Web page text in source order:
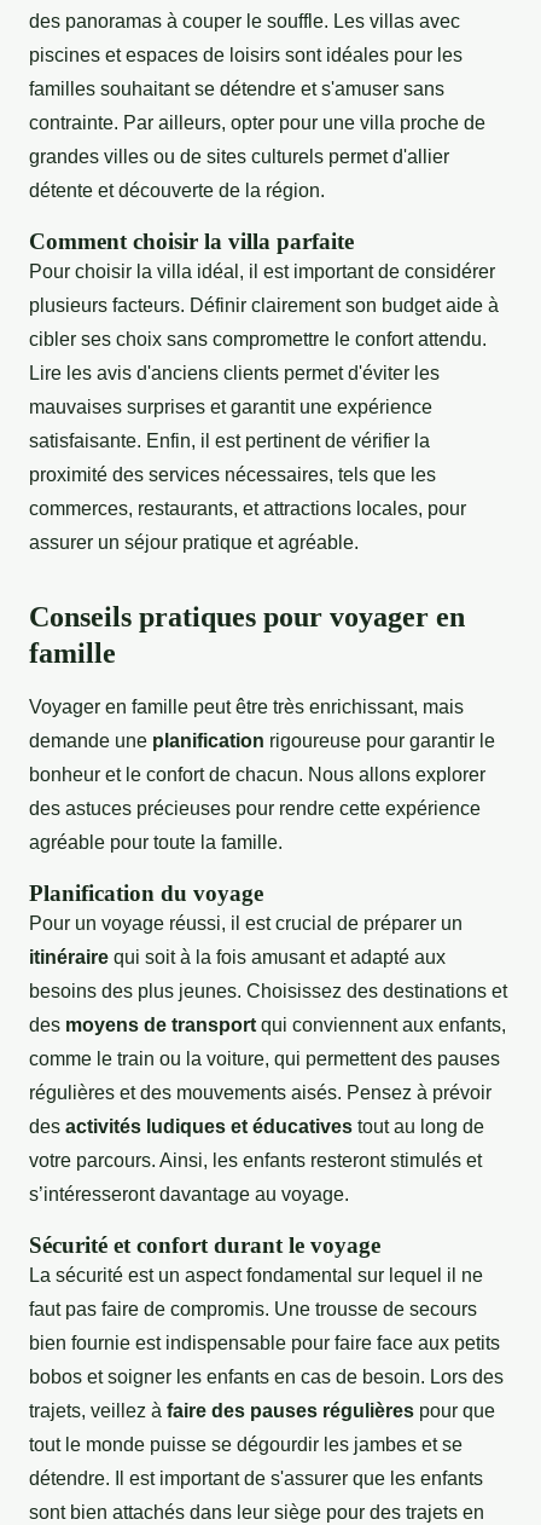
des panoramas à couper le souffle. Les villas avec
piscines et espaces de loisirs sont idéales pour les
familles souhaitant se détendre et s'amuser sans
contrainte. Par ailleurs, opter pour une villa proche de
grandes villes ou de sites culturels permet d'allier
détente et découverte de la région.
Comment choisir la villa parfaite
Pour choisir la villa idéal, il est important de considérer
plusieurs facteurs. Définir clairement son budget aide à
cibler ses choix sans compromettre le confort attendu.
Lire les avis d'anciens clients permet d'éviter les
mauvaises surprises et garantit une expérience
satisfaisante. Enfin, il est pertinent de vérifier la
proximité des services nécessaires, tels que les
commerces, restaurants, et attractions locales, pour
assurer un séjour pratique et agréable.
Conseils pratiques pour voyager en
famille
Voyager en famille peut être très enrichissant, mais
demande une planification rigoureuse pour garantir le
bonheur et le confort de chacun. Nous allons explorer
des astuces précieuses pour rendre cette expérience
agréable pour toute la famille.
Planification du voyage
Pour un voyage réussi, il est crucial de préparer un
itinéraire qui soit à la fois amusant et adapté aux
besoins des plus jeunes. Choisissez des destinations et
des moyens de transport qui conviennent aux enfants,
comme le train ou la voiture, qui permettent des pauses
régulières et des mouvements aisés. Pensez à prévoir
des activités ludiques et éducatives tout au long de
votre parcours. Ainsi, les enfants resteront stimulés et
s’intéresseront davantage au voyage.
Sécurité et confort durant le voyage
La sécurité est un aspect fondamental sur lequel il ne
faut pas faire de compromis. Une trousse de secours
bien fournie est indispensable pour faire face aux petits
bobos et soigner les enfants en cas de besoin. Lors des
trajets, veillez à faire des pauses régulières pour que
tout le monde puisse se dégourdir les jambes et se
détendre. Il est important de s'assurer que les enfants
sont bien attachés dans leur siège pour des trajets en